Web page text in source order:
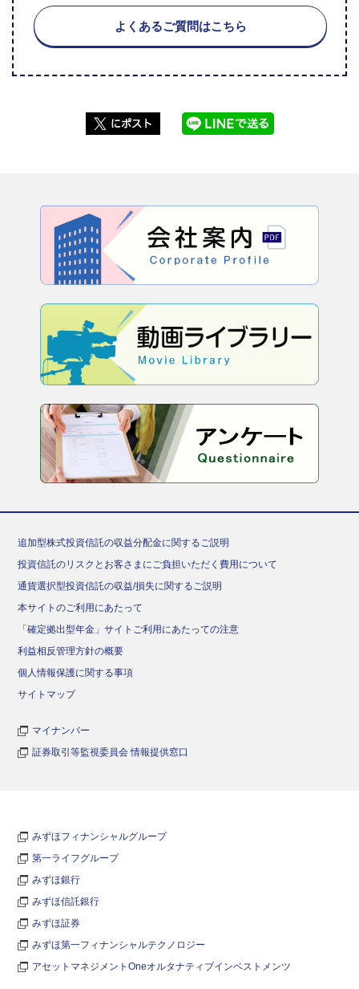
よくあるご質問はこちら
追加型株式投資信託の収益分配金に関するご説明
投資信託のリスクとお客さまにご負担いただく費用について
通貨選択型投資信託の収益/損失に関するご説明
本サイトのご利用にあたって
「確定拠出型年金」サイトご利用にあたっての注意
利益相反管理方針の概要
個人情報保護に関する事項
サイトマップ
マイナンバー
証券取引等監視委員会 情報提供窓口
みずほフィナンシャルグループ
第一ライフグループ
みずほ銀行
みずほ信託銀行
みずほ証券
みずほ第一フィナンシャルテクノロジー
アセットマネジメントOneオルタナティブインベストメンツ